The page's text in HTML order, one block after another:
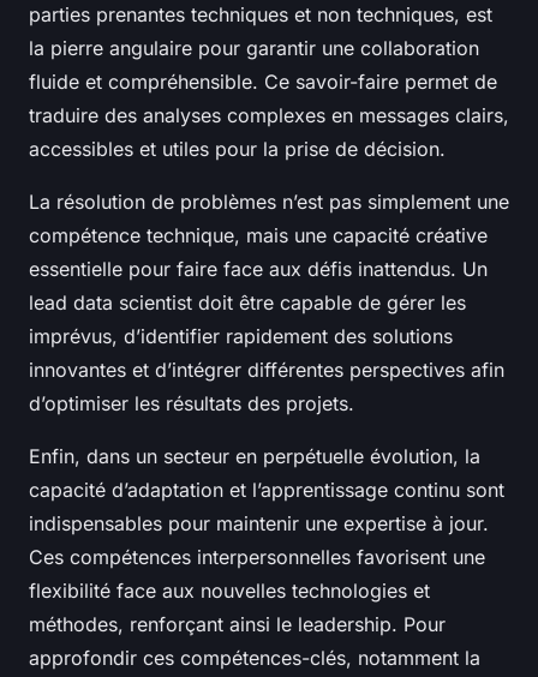
parties prenantes techniques et non techniques, est
la pierre angulaire pour garantir une collaboration
fluide et compréhensible. Ce savoir-faire permet de
traduire des analyses complexes en messages clairs,
accessibles et utiles pour la prise de décision.
La résolution de problèmes n’est pas simplement une
compétence technique, mais une capacité créative
essentielle pour faire face aux défis inattendus. Un
lead data scientist doit être capable de gérer les
imprévus, d’identifier rapidement des solutions
innovantes et d’intégrer différentes perspectives afin
d’optimiser les résultats des projets.
Enfin, dans un secteur en perpétuelle évolution, la
capacité d’adaptation et l’apprentissage continu sont
indispensables pour maintenir une expertise à jour.
Ces compétences interpersonnelles favorisent une
flexibilité face aux nouvelles technologies et
méthodes, renforçant ainsi le leadership. Pour
approfondir ces compétences-clés, notamment la